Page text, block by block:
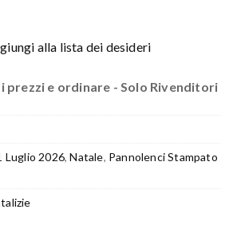
alla lista dei desideri
prezzi e ordinare - Solo Rivenditori
Luglio 2026,Natale, Pannolenci Stampato